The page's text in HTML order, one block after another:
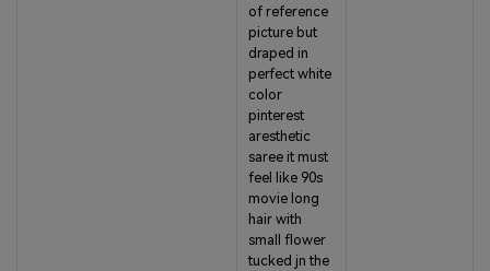
of reference
picture but
draped in
perfect white
color
pinterest
aresthetic
saree it must
feel like 90s
movie long
hair with
small flower
tucked jn the